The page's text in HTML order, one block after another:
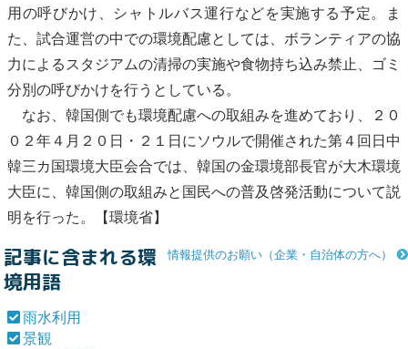
用の呼びかけ、シャトルバス運行などを実施する予定。ま
た、試合運営の中での環境配慮としては、ボランティアの協
力によるスタジアムの清掃の実施や食物持ち込み禁止、ゴミ
分別の呼びかけを行うとしている。
なお、韓国側でも環境配慮への取組みを進めており、２０
０２年４月２０日・２１日にソウルで開催された第４回 日中
韓三カ国環境大臣会合では、韓国の金環境部長官が大木環境
大臣に、韓国側の取組みと国民への普及啓発活動について説
明を行った。【環境省】
情報提供のお願い（企業・自治体の方へ）
記事に含まれる環
境用語
雨水利用
景観